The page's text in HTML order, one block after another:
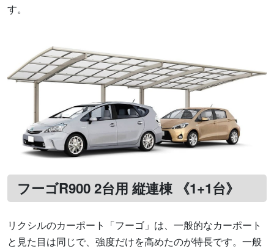
す。
フーゴR900 2台用 縦連棟 《1+1台》
リクシルのカーポート「フーゴ」は、一般的なカーポート
と見た目は同じで、強度だけを高めたのが特長です。一般